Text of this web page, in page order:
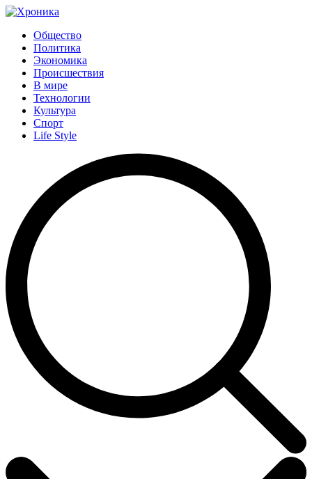
Общество
Политика
Экономика
Происшествия
В мире
Технологии
Культура
Спорт
Life Style